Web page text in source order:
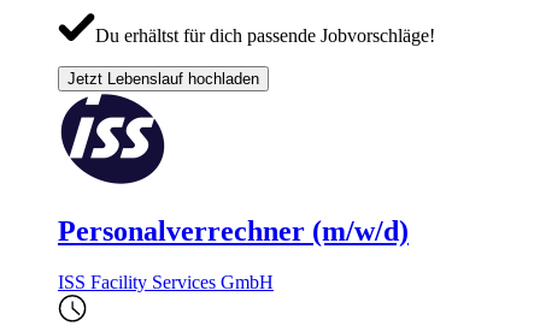
Du erhältst für dich passende Jobvorschläge!
Jetzt Lebenslauf hochladen
Personalverrechner (m/w/d)
ISS Facility Services GmbH